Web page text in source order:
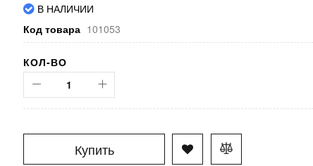
В НАЛИЧИИ
Код товара 101053
КОЛ-ВО
Купить